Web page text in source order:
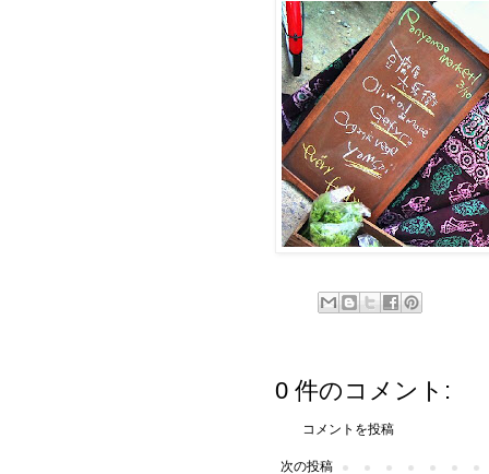
0 件のコメント:
コメントを投稿
次の投稿